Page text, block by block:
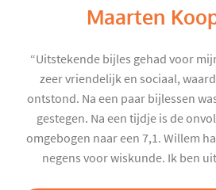
Maarten
“Uitstekende bijles gehad voor
zeer vriendelijk en sociaal,
ontstond. Na een paar bijlessen
gestegen. Na een tijdje is de
omgebogen naar een 7,1. Willem
negens voor wiskunde. Ik ben